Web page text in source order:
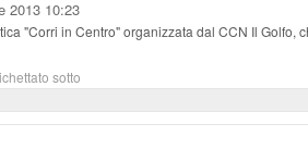
2013 10:23
"Corri in Centro" organizzata dal CCN Il Golfo,
sotto